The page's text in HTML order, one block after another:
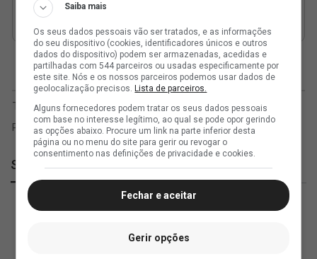
SuperVasco
Saiba mais
Os seus dados pessoais vão ser tratados, e as informações
do seu dispositivo (cookies, identificadores únicos e outros
dados do dispositivo) podem ser armazenadas, acedidas e
partilhadas com 544 parceiros ou usadas especificamente por
este site. Nós e os nossos parceiros podemos usar dados de
geolocalização precisos.Lista de parceiros.
Alguns fornecedores podem tratar os seus dados pessoais
com base no interesse legítimo, ao qual se pode opor gerindo
as opções abaixo. Procure um link na parte inferior desta
página ou no menu do site para gerir ou revogar o
consentimento nas definições de privacidade e cookies.
Fechar e aceitar
Gerir opções